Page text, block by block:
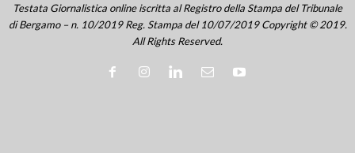
Testata Giornalistica online iscritta al Registro della Stampa del Tribunale
di Bergamo – n. 10/2019 Reg. Stampa del 10/07/2019 Copyright © 2019.
All Rights Reserved.